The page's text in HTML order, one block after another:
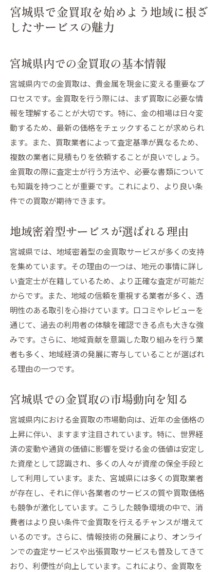
地域貢献を意識した金買取の選択肢
信頼できる金買取業者の選び方宮城県の特選ポ
口コミで探す信頼の金買取業者
宮城県での信頼性重視の選び方
評価が高い金買取業者を見つけるコツ
料金透明性のある業者選び
宮城県での安全な取引方法
地元住民が勧める金買取業者の特徴
地元で安心の金買取宮城県のおすすめ店舗紹介
宮城県内で評判の高い店舗を探す
地元密着型の金買取店舗の魅力
宮城県おすすめの金買取店舗の特徴
利用者が薦める安心の店舗リスト
金買取で安心のサポートがある店舗
金買取で失敗しない宮城県での賢い業者選び
宮城県での失敗しないためのポイント
初心者でも安心の金買取業者を選ぶ
宮城県で金買取業者を賢く選ぶ方法
トラブルを避けるための注意点
金買取で信頼できる業者の見分け方
宮城県内の金買取サービス利用者の声から学ぶ
利用者の体験談から学ぶ金買取の選び方
宮城県の金買取の評判と利用者の声
実際の体験談で分かる金買取のポイント
利用者が教える金買取選びのコツ
宮城県での金買取における成功事例
利用者の声から見た金買取の課題と解決策
安心の金買取宮城県で高評価の業者を探す方法
評価が高い金買取業者の特徴
宮城県内の高評価業者の選び方
宮城県で金買取を始めよう地域に根ざ
したサービスの魅力
宮城県内での金買取の基本情報
宮城県内での金買取は、貴金属を現金に変える重要なプ
ロセスです。金買取を行う際には、まず買取に必要な情
報を理解することが大切です。特に、金の相場は日々変
動するため、最新の価格をチェックすることが求められ
ます。また、買取業者によって査定基準が異なるため、
複数の業者に見積もりを依頼することが良いでしょう。
金買取の際に査定士が行う方法や、必要な書類について
も知識を持つことが重要です。これにより、より良い条
件での買取が期待できます。
地域密着型サービスが選ばれる理由
宮城県では、地域密着型の金買取サービスが多くの支持
を集めています。その理由の一つは、地元の事情に詳し
い査定士が在籍しているため、より正確な査定が可能だ
からです。また、地域の信頼を重視する業者が多く、透
明性のある取引を心掛けています。口コミやレビューを
通じて、過去の利用者の体験を確認できる点も大きな強
みです。さらに、地域貢献を意識した取り組みを行う業
者も多く、地域経済の発展に寄与していることが選ばれ
る理由の一つです。
宮城県での金買取の市場動向を知る
宮城県内における金買取の市場動向は、近年の金価格の
上昇に伴い、ますます注目されています。特に、世界経
済の変動や通貨の価値に影響を受ける金の価値は安定し
た資産として認識され、多くの人々が資産の保全手段と
して利用しています。また、宮城県には多くの買取業者
が存在し、それに伴い各業者のサービスの質や買取価格
も競争が激化しています。こうした競争環境の中で、消
費者はより良い条件で金買取を行えるチャンスが増えて
いるのです。さらに、情報技術の発展により、オンライ
ンでの査定サービスや出張買取サービスも普及してきて
おり、利便性が向上しています。これにより、金買取を